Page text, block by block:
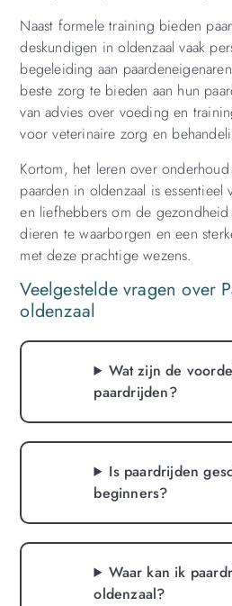
Naast formele training bieden
deskundigen in oldenzaal vaak
begeleiding aan
beste zorg te bieden aan hun
van advies over voeding en
voor veterinaire zorg en
Kortom, het leren over
paarden in oldenzaal is essentieel
en liefhebbers om de
dieren te waarborgen en een
met deze prachtige wezens.
Veelgestelde vragen over
oldenzaal
Wat zijn de
paardrijden?
Is paardrijden
beginners?
Waar kan ik
oldenzaal?